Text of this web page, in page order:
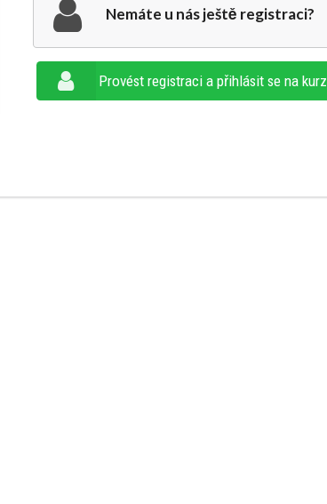
Nemáte u nás ještě registraci?
Provést registraci a přihlásit se na kurz